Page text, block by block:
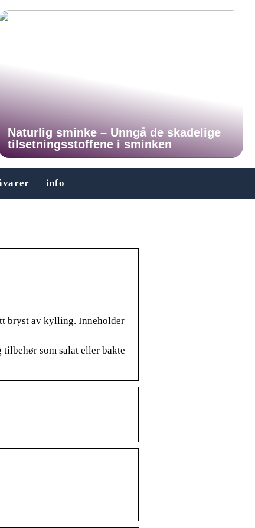
Naturlig sminke – Unngå de skadelige
tilsetningsstoffene i sminken
info
bryst av kylling. Inneholder
som salat eller bakte